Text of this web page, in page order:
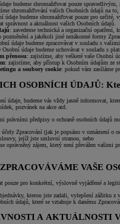
Kč
budeme shromažďovat pouze spravedlivým,
shromažďování vašich Osobních údajů na
údaje budeme shromažďovat pouze pro
správnost a aktuálnost vašich Osobních údajů.
: zavedeme technická a organizační
pozměnění a jakékoli jiné nezákonné formy
údaje budeme zpracovávat v souladu s
Osobní údaje budeme uchovávat v souladu s
přenosu: zajistíme, aby veškeré vaše Osobní
: zajistíme, aby přístup k Osobním údajům ze
a soubory cookie: pokud vám zasíláme
OSOBNÍCH ÚDAJŮ:
údaje, budeme vás vždy jasně informovat,
pozvánek na akce atd.
právními předpisy o ochraně osobních údajů
Zpracování (jak je popsáno v oznámení o
jejíž jste smluvní stranou, nebo
oprávněný zájem, který není převážen vašimi
VAŠE
pouze pro konkrétní, výslovně vyjádřené a
kterou jste zadali, vylepšení zážitku z
údajů, které se vztahuje k danému
A AKTUÁLNOSTI